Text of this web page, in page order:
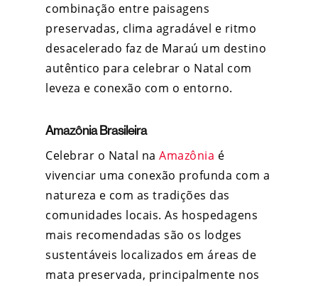
combinação entre paisagens
preservadas, clima agradável e ritmo
desacelerado faz de Maraú um destino
autêntico para celebrar o Natal com
leveza e conexão com o entorno.
Amazônia Brasileira
Celebrar o Natal na Amazônia é
vivenciar uma conexão profunda com a
natureza e com as tradições das
comunidades locais. As hospedagens
mais recomendadas são os lodges
sustentáveis localizados em áreas de
mata preservada, principalmente nos